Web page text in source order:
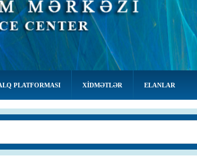
PLATFORMASI XIDMƏTLƏR ELANLAR